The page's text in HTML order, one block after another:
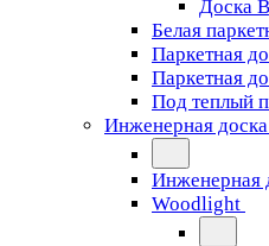
Доска
Белая
Паркетная
Паркетная
Под теплый
Инженерная доска
Инженерная
Woodlight